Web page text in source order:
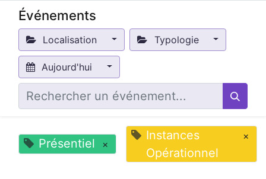
Événements
Localisation Typologie
Aujourd'hui
Présentiel ×
Instances
Opérationnel
×